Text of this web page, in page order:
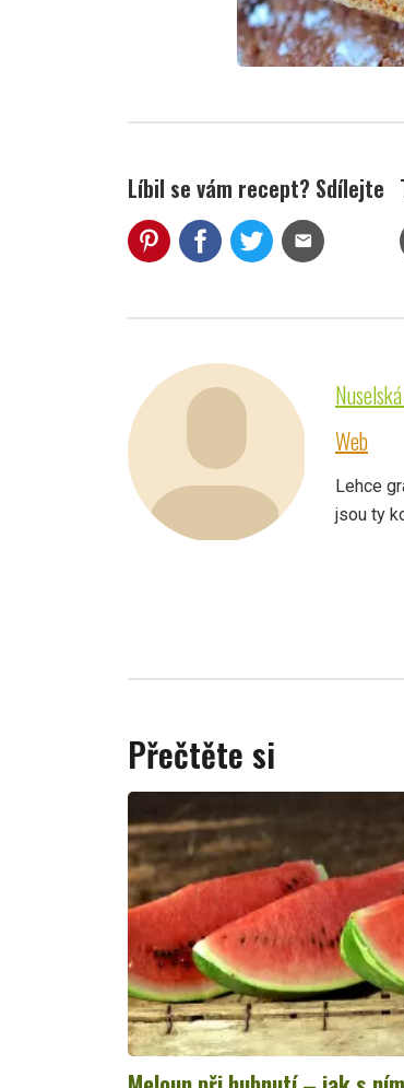
Líbil se vám recept? Sdílejte
mail
Web
Lehce
jsou ty
Přečtěte si